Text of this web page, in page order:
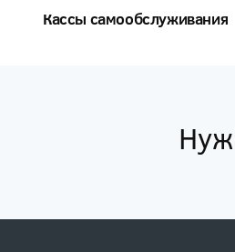
Кассы самообслуживания